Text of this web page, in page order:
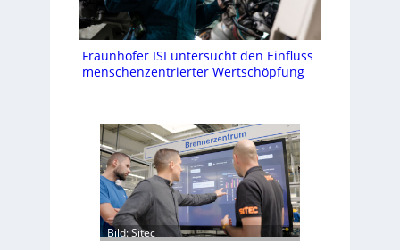
Fraunhofer ISI untersucht den Einfluss
menschenzentrierter Wertschöpfung
Bild: Sitec